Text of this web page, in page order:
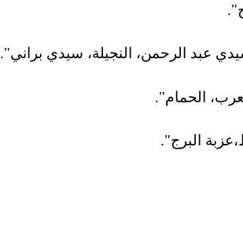
عبد الرحمن، النجيلة، سيدي براني".
الحمام".
البرج".